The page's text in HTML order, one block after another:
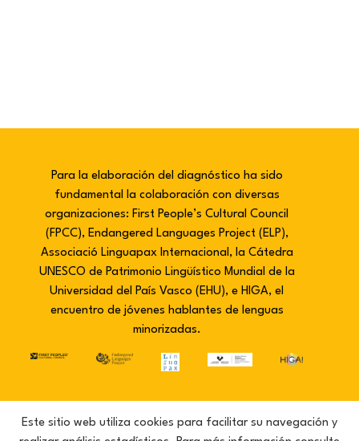
Para la elaboración del diagnóstico ha sido
fundamental la colaboración con diversas
organizaciones: First People’s Cultural Council
(FPCC), Endangered Languages Project (ELP),
Associació Linguapax Internacional, la Cátedra
UNESCO de Patrimonio Lingüístico Mundial de la
Universidad del País Vasco (EHU), e HIGA, el
encuentro de jóvenes hablantes de lenguas
minorizadas.
Este sitio web utiliza cookies para facilitar su navegación y